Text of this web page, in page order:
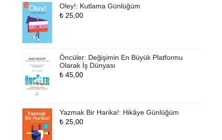
Oley!: Kutlama Günlüğüm
₺25,00
Öncüler: Değişimin En Büyük Platformu
Olarak İş Dünyası
₺45,00
Yazmak Bir Harika!: Hikâye Günlüğüm
₺25,00